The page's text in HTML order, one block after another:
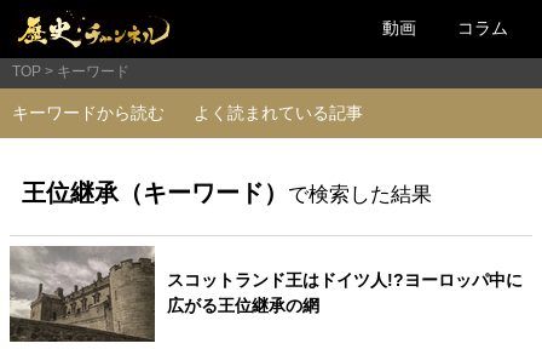
動画 コラム
TOP キーワード
キーワードから読む よく読まれている記事
王位継承（キーワード） で検索した結果
スコットランド王はドイツ人!?ヨーロッパ中に
広がる王位継承の網